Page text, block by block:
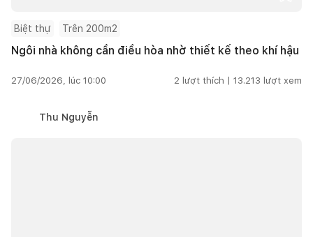
Biệt thự Trên 200m2
Ngôi nhà không cần điều hòa nhờ thiết kế theo khí hậu
27/06/2026, lúc 10:00 2 lượt thích | 13.213 lượt xem
Thu Nguyễn